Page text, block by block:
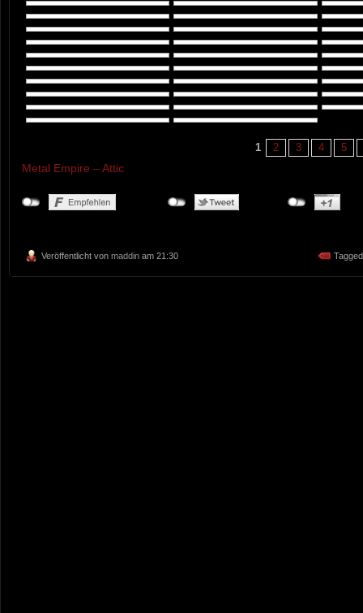
1 2 3 4 5
Metal Empire – Attic
Veröffentlicht von maddin am 21:30